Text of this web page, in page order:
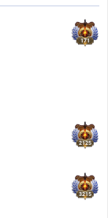
171
2125
3215